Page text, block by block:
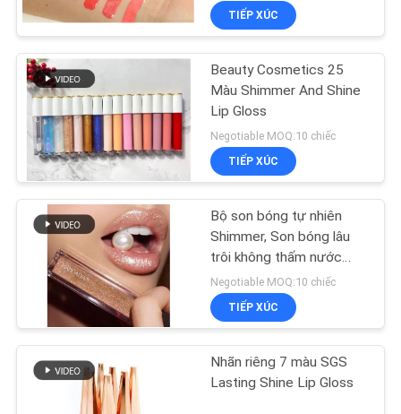
Thiết bị làm đẹp da
mini RF
Bộ cọ trang điểm
tổng hợp
TIẾP XÚC
Beauty Cosmetics 25
Màu Shimmer And Shine
Lip Gloss
Negotiable MOQ:10 chiếc
TIẾP XÚC
Bộ son bóng tự nhiên
Shimmer, Son bóng lâu
trôi không thấm nước
long lanh
Negotiable MOQ:10 chiếc
TIẾP XÚC
Nhãn riêng 7 màu SGS
Lasting Shine Lip Gloss